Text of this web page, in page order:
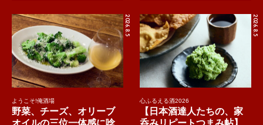
2026.8.5
ようこそ!俺酒場
野菜、チーズ、オリーブ
2026.8.5
心ふるえる酒2026
【日本酒達人たちの、家